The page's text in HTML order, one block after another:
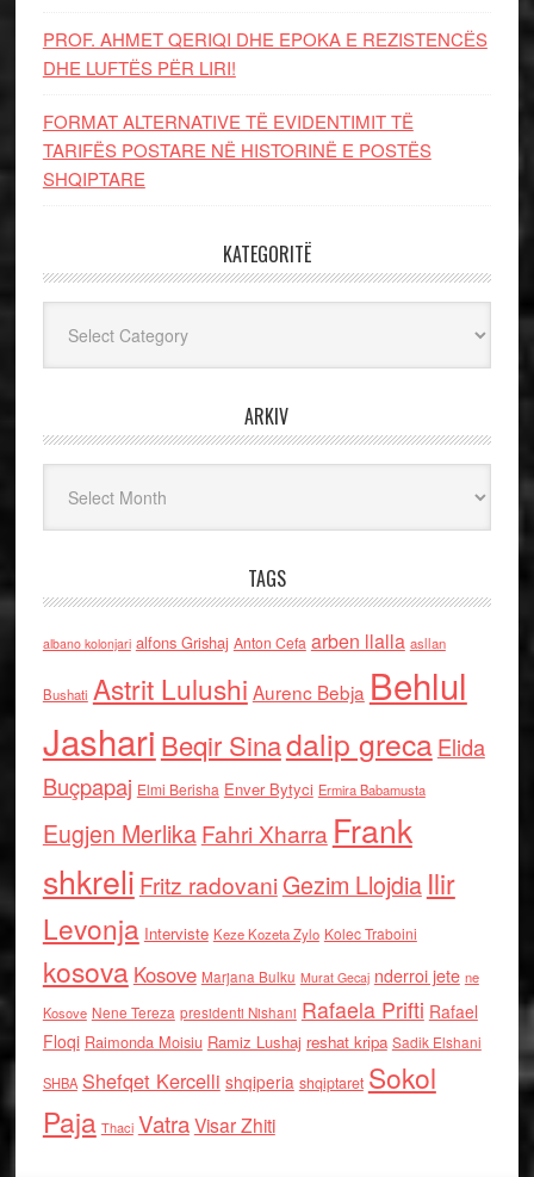
PROF. AHMET QERIQI DHE EPOKA E REZISTENCЁS
DHE LUFTЁS PЁR LIRI!
FORMAT ALTERNATIVE TË EVIDENTIMIT TË
TARIFËS POSTARE NË HISTORINË E POSTËS
SHQIPTARE
KATEGORITË
ARKIV
TAGS
albano kolonjari alfons Grishaj Anton Cefa arben llalla asllan
Bushati Astrit Lulushi Aurenc Bebja Behlul
Jashari Beqir Sinadalip grecaElida
Buçpapaj Elmi Berisha Enver Bytyci Ermira Babamusta
Eugjen MerlikaFahri Xharra Frank
shkreli Fritz radovaniGezim Llojdia Ilir
Levonja Interviste Keze Kozeta Zylo Kolec Traboini
kosova Kosove Marjana Bulku Murat Gecaj nderroi jete ne
Kosove Nene Tereza presidenti Nishani Rafaela Prifti Rafael
Floqi Raimonda Moisiu Ramiz Lushaj reshat kripa Sadik Elshani
SHBA Shefqet Kercelli shqiperia shqiptaret Sokol
Paja Thaci VatraVisar Zhiti